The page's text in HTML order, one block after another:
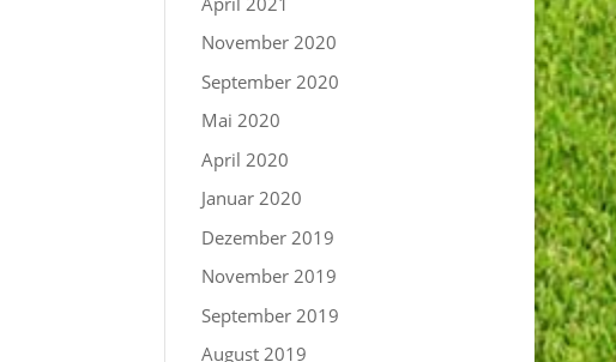
November 2020
September 2020
Mai 2020
April 2020
Januar 2020
Dezember 2019
November 2019
September 2019
August 2019